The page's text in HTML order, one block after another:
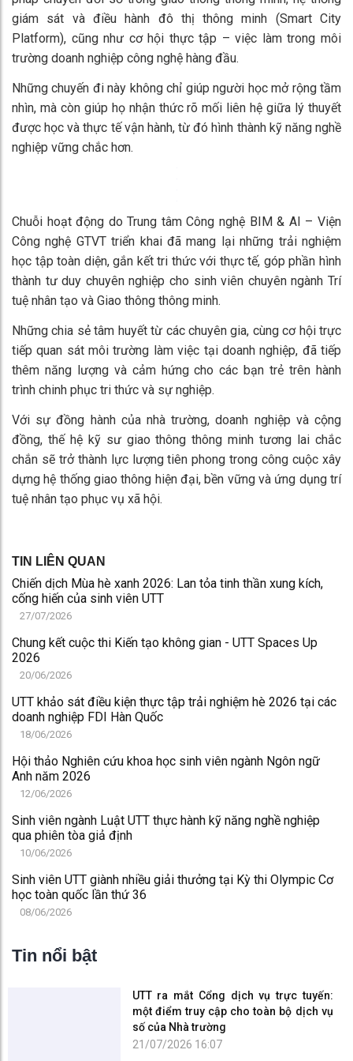
giám sát và điều hành đô thị thông minh (Smart City
Platform), cũng như cơ hội thực tập – việc làm trong môi
trường doanh nghiệp công nghệ hàng đầu.
Những chuyến đi này không chỉ giúp người học mở rộng tầm
nhìn, mà còn giúp họ nhận thức rõ mối liên hệ giữa lý thuyết
được học và thực tế vận hành, từ đó hình thành kỹ năng nghề
nghiệp vững chắc hơn.
Chuỗi hoạt động do Trung tâm Công nghệ BIM & AI – Viện
Công nghệ GTVT triển khai đã mang lại những trải nghiệm
học tập toàn diện, gắn kết tri thức với thực tế, góp phần hình
thành tư duy chuyên nghiệp cho sinh viên chuyên ngành Trí
tuệ nhân tạo và Giao thông thông minh.
Những chia sẻ tâm huyết từ các chuyên gia, cùng cơ hội trực
tiếp quan sát môi trường làm việc tại doanh nghiệp, đã tiếp
thêm năng lượng và cảm hứng cho các bạn trẻ trên hành
trình chinh phục tri thức và sự nghiệp.
Với sự đồng hành của nhà trường, doanh nghiệp và cộng
đồng, thế hệ kỹ sư giao thông thông minh tương lai chắc
chắn sẽ trở thành lực lượng tiên phong trong công cuộc xây
dựng hệ thống giao thông hiện đại, bền vững và ứng dụng trí
tuệ nhân tạo phục vụ xã hội.
TIN LIÊN QUAN
Chiến dịch Mùa hè xanh 2026: Lan tỏa tinh thần xung kích,
cống hiến của sinh viên UTT
27/07/2026
Chung kết cuộc thi Kiến tạo không gian - UTT Spaces Up
2026
20/06/2026
UTT khảo sát điều kiện thực tập trải nghiệm hè 2026 tại các
doanh nghiệp FDI Hàn Quốc
18/06/2026
Hội thảo Nghiên cứu khoa học sinh viên ngành Ngôn ngữ
Anh năm 2026
12/06/2026
Sinh viên ngành Luật UTT thực hành kỹ năng nghề nghiệp
qua phiên tòa giả định
10/06/2026
Sinh viên UTT giành nhiều giải thưởng tại Kỳ thi Olympic Cơ
học toàn quốc lần thứ 36
08/06/2026
Tin nổi bật
UTT ra mắt Cổng dịch vụ trực tuyến:
một điểm truy cập cho toàn bộ dịch vụ
số của Nhà trường
21/07/2026 16:07